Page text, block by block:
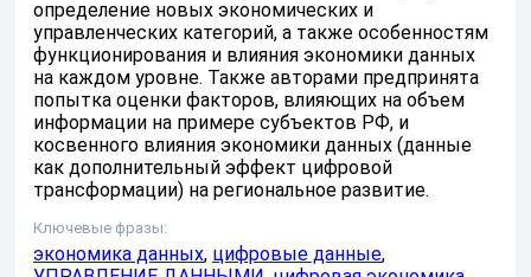
определение новых экономических и
управленческих категорий, а также особенностям
функционирования и влияния экономики данных
на каждом уровне. Также авторами предпринята
попытка оценки факторов, влияющих на объем
информации на примере субъектов РФ, и
косвенного влияния экономики данных (данные
как дополнительный эффект цифровой
трансформации) на региональное развитие.
Ключевые фразы:
экономика данных, цифровые данные,